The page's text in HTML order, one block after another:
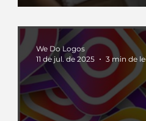
We Do Logos
11 de jul. de 2025
3 min de